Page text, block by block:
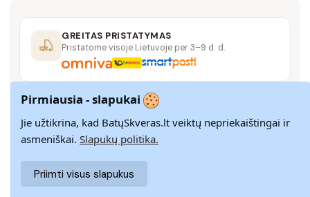
GREITAS PRISTATYMAS
Pristatome visoje Lietuvoje per 3–9 d. d.
14 DIENŲ GRĄŽINIMAS
Paprastas grąžinimas paštomatais su pinigų
grąžinimo garantija
SAUGUS MOKĖJIMAS
SSL šifravimas užtikrina aukščiausią jūsų duomenų
Pirmiausia - slapukai
Jie užtikrina, kad BatųSkveras.lt veiktų nepriekaištingai ir
asmeniškai. Slapukų politika.
Priimti visus slapukus